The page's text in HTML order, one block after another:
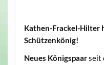
Kathen-Frackel-Hilter
Schützenkönig!
Neues Königspaarseit